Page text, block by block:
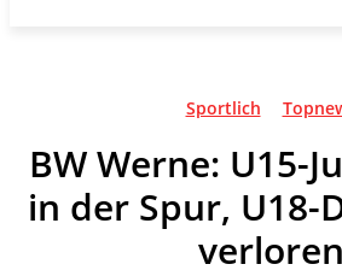
Sportlich
BW Werne: U15-
in der Spur, U18-
verloren